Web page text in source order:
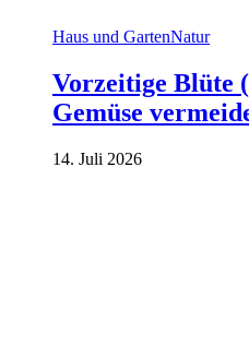
Haus und GartenNatur
Vorzeitige Blüte
Gemüse
14. Juli 2026